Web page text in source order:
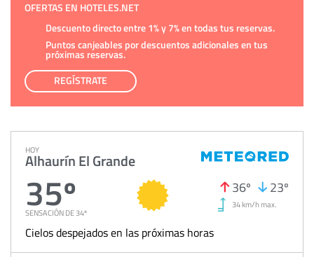
OFERTAS EN HOTELES.NET
Descuento directo entre 1% y 7% en todas tus reservas.
Puntos canjeables por descuentos adicionales en tus
próximas reservas.
REGÍSTRATE
HOY
Alhaurín El Grande
35º
SENSACIÓN DE 34º
36º 23º
34 km/h max.
Cielos despejados en las próximas horas